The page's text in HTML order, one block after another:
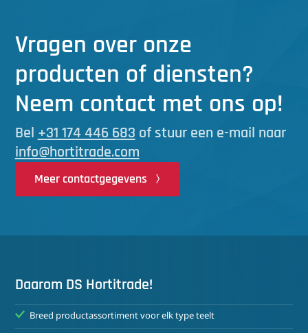
Vragen over onze
producten of diensten?
Neem contact met ons op!
Bel +31 174 446 683 of stuur een e-mail naar
info@hortitrade.com
Meer contactgegevens
Daarom DS Hortitrade!
Breed productassortiment voor elk type teelt